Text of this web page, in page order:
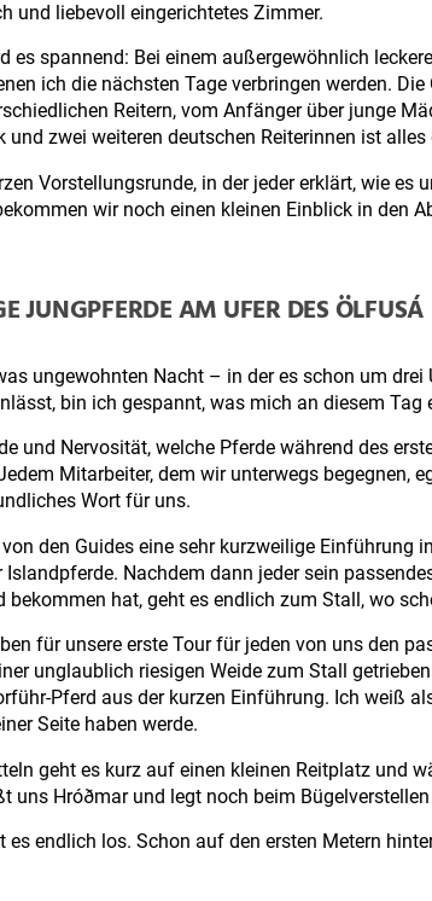
und liebevoll eingerichtetes Zimmer.
es spannend: Bei einem außergewöhnlich
ich die nächsten Tage verbringen werden.
Reitern, vom Anfänger über junge
und zwei weiteren deutschen Reiterinnen ist alles
Vorstellungsrunde, in der jeder erklärt, wie
wir noch einen kleinen Einblick in den
JUNGPFERDE AM UFER DES ÖLFUSÁ
ungewohnten Nacht – in der es schon um
bin ich gespannt, was mich an diesem Tag
und Nervosität, welche Pferde während des
Mitarbeiter, dem wir unterwegs
Wort für uns.
den Guides eine sehr kurzweilige Einführung
Islandpferde. Nachdem dann jeder sein
bekommen hat, geht es endlich zum Stall, wo
für unsere erste Tour für jeden von uns den
unglaublich riesigen Weide zum Stall
Pferd aus der kurzen Einführung. Ich weiß
Seite haben werde.
geht es kurz auf einen kleinen Reitplatz und
uns Hróðmar und legt noch beim
es endlich los. Schon auf den ersten Metern